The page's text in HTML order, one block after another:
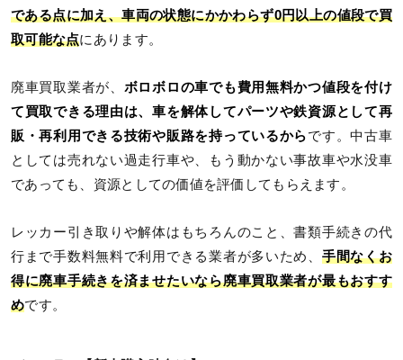
である点に加え、車両の状態にかかわらず0円以上の値段で買
取可能な点にあります。
廃車買取業者が、 ボロボロの車でも費用無料かつ値段を付け
て買取できる理由は、車を解体してパーツや鉄資源として再
販・再利用できる技術や販路を持っているからです。中古車
としては売れない過走行車や、もう動かない事故車や水没車
であっても、資源としての価値を評価してもらえます。
レッカー引き取りや解体はもちろんのこと、書類手続きの代
行まで手数料無料で利用できる業者が多いため、 手間なくお
得に廃車手続きを済ませたいなら廃車買取業者が最もおすす
めです。